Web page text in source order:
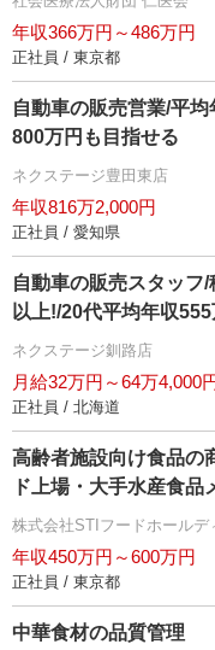
年収366万円～486万円
正社員 / 東京都
自動車の販売営業/平
800万円も目指せる
ネクステージ豊田東店
年収816万2,000円
正社員 / 愛知県
自動車の販売スタッフ
以上!/20代平均年収
ネクステージ釧路店
月給32万円～64万4,000
正社員 / 北海道
高齢者施設向け食品の
ド上場・大手水産食品
株式会社STIフードホールデ
年収450万円～600万円
正社員 / 東京都
中華食材の品質管理